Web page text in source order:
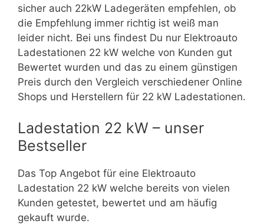
sicher auch 22kW Ladegeräten empfehlen, ob
die Empfehlung immer richtig ist weiß man
leider nicht. Bei uns findest Du nur Elektroauto
Ladestationen 22 kW welche von Kunden gut
Bewertet wurden und das zu einem günstigen
Preis durch den Vergleich verschiedener Online
Shops und Herstellern für 22 kW Ladestationen.
Ladestation 22 kW – unser
Bestseller
Das Top Angebot für eine Elektroauto
Ladestation 22 kW welche bereits von vielen
Kunden getestet, bewertet und am häufig
gekauft wurde.